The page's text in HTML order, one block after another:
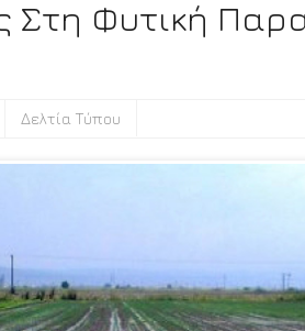
Στη Φυτική
Δελτία Τύπου